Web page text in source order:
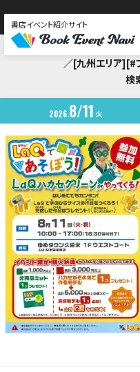
書店イベント紹介サイト
／[九州エリア][#
検
2026 8 11 火